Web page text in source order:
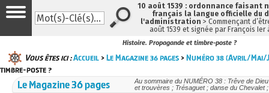
Histoire. Propagande et timbre-poste ?
Vous êtes ici :Accueil >Le Magazine 36 pages >Numéro 38 (Avril/Mai/
timbre-poste ?
Le Magazine 36 pages
Au sommaire du NUMÉRO 38 : Trêve de
et trouvères ; Trésaguet ; danse du Chevalet
10 août 1539 : ordonnance faisant
français la langue officielle du
l'administration > Commençant
août 1539 et signée par François